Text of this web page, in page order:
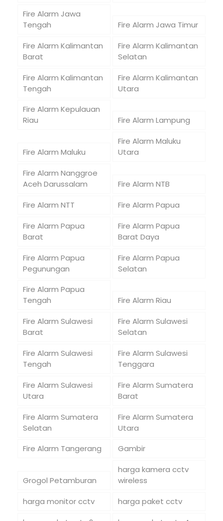
Fire Alarm Jawa
Tengah
Fire Alarm Jawa Timur
Fire Alarm Kalimantan
Barat
Fire Alarm Kalimantan
Selatan
Fire Alarm Kalimantan
Tengah
Fire Alarm Kalimantan
Utara
Fire Alarm Kepulauan
Riau
Fire Alarm Lampung
Fire Alarm Maluku
Fire Alarm Maluku
Utara
Fire Alarm Nanggroe
Aceh Darussalam
Fire Alarm NTB
Fire Alarm NTT
Fire Alarm Papua
Fire Alarm Papua
Barat
Fire Alarm Papua
Barat Daya
Fire Alarm Papua
Pegunungan
Fire Alarm Papua
Selatan
Fire Alarm Papua
Tengah
Fire Alarm Riau
Fire Alarm Sulawesi
Barat
Fire Alarm Sulawesi
Selatan
Fire Alarm Sulawesi
Tengah
Fire Alarm Sulawesi
Tenggara
Fire Alarm Sulawesi
Utara
Fire Alarm Sumatera
Barat
Fire Alarm Sumatera
Selatan
Fire Alarm Sumatera
Utara
Fire Alarm Tangerang
Gambir
Grogol Petamburan
harga kamera cctv
wireless
harga monitor cctv
harga paket cctv